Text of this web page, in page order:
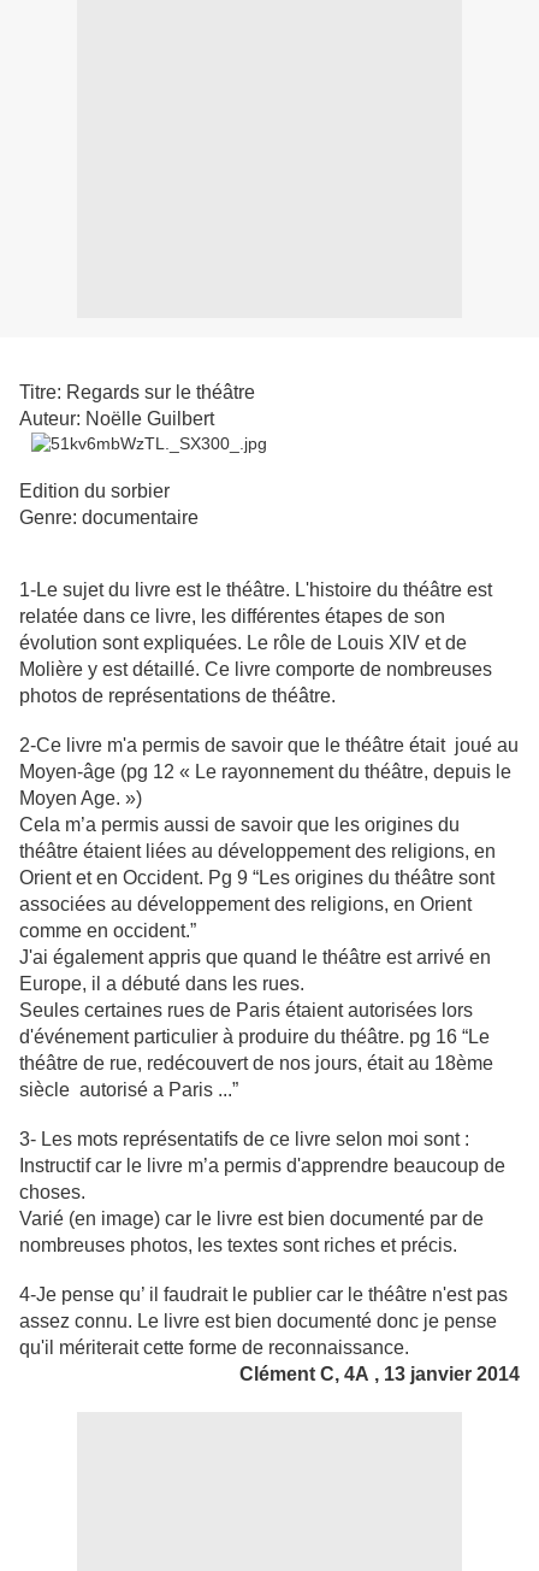
Titre: Regards sur le théâtre
Auteur: Noëlle Guilbert
Edition du sorbier
Genre: documentaire
1-Le sujet du livre est le théâtre. L'histoire du théâtre est
relatée dans ce livre, les différentes étapes de son
évolution sont expliquées. Le rôle de Louis XIV et de
Molière y est détaillé. Ce livre comporte de nombreuses
photos de représentations de théâtre.
2-Ce livre m'a permis de savoir que le théâtre était joué au
Moyen-âge (pg 12 « Le rayonnement du théâtre, depuis le
Moyen Age. »)
Cela m’a permis aussi de savoir que les origines du
théâtre étaient liées au développement des religions, en
Orient et en Occident. Pg 9 “Les origines du théâtre sont
associées au développement des religions, en Orient
comme en occident.”
J'ai également appris que quand le théâtre est arrivé en
Europe, il a débuté dans les rues.
Seules certaines rues de Paris étaient autorisées lors
d'événement particulier à produire du théâtre. pg 16 “Le
théâtre de rue, redécouvert de nos jours, était au 18ème
siècle autorisé a Paris ...”
3- Les mots représentatifs de ce livre selon moi sont :
Instructif car le livre m’a permis d'apprendre beaucoup de
choses.
Varié (en image) car le livre est bien documenté par de
nombreuses photos, les textes sont riches et précis.
4-Je pense qu’ il faudrait le publier car le théâtre n'est pas
assez connu. Le livre est bien documenté donc je pense
qu'il mériterait cette forme de reconnaissance.
Clément C, 4A , 13 janvier 2014